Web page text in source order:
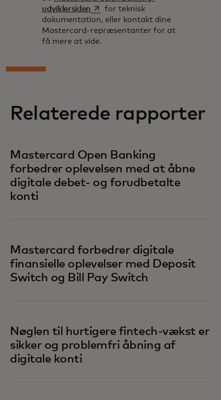
udviklersiden opens in a new tab
for teknisk
dokumentation, eller kontakt dine
Mastercard-repræsentanter for at
få mere at vide.
Relaterede rapporter
Mastercard Open Banking
forbedrer oplevelsen med at åbne
digitale debet- og forudbetalte
konti
Mastercard forbedrer digitale
finansielle oplevelser med Deposit
Switch og Bill Pay Switch
Nøglen til hurtigere fintech-vækst er
sikker og problemfri åbning af
digitale konti